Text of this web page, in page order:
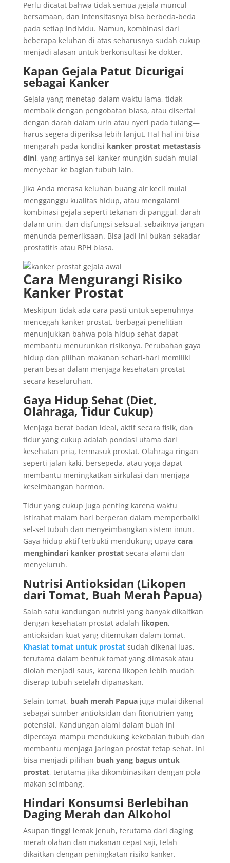
Perlu dicatat bahwa tidak semua gejala muncul
bersamaan, dan intensitasnya bisa berbeda-beda
pada setiap individu. Namun, kombinasi dari
beberapa keluhan di atas seharusnya sudah cukup
menjadi alasan untuk berkonsultasi ke dokter.
Kapan Gejala Patut Dicurigai
sebagai Kanker
Gejala yang menetap dalam waktu lama, tidak
membaik dengan pengobatan biasa, atau disertai
dengan darah dalam urin atau nyeri pada tulang—
harus segera diperiksa lebih lanjut. Hal-hal ini bisa
mengarah pada kondisi kanker prostat metastasis
dini, yang artinya sel kanker mungkin sudah mulai
menyebar ke bagian tubuh lain.
Jika Anda merasa keluhan buang air kecil mulai
mengganggu kualitas hidup, atau mengalami
kombinasi gejala seperti tekanan di panggul, darah
dalam urin, dan disfungsi seksual, sebaiknya jangan
menunda pemeriksaan. Bisa jadi ini bukan sekadar
prostatitis atau BPH biasa.
Cara Mengurangi Risiko
Kanker Prostat
Meskipun tidak ada cara pasti untuk sepenuhnya
mencegah kanker prostat, berbagai penelitian
menunjukkan bahwa pola hidup sehat dapat
membantu menurunkan risikonya. Perubahan gaya
hidup dan pilihan makanan sehari-hari memiliki
peran besar dalam menjaga kesehatan prostat
secara keseluruhan.
Gaya Hidup Sehat (Diet,
Olahraga, Tidur Cukup)
Menjaga berat badan ideal, aktif secara fisik, dan
tidur yang cukup adalah pondasi utama dari
kesehatan pria, termasuk prostat. Olahraga ringan
seperti jalan kaki, bersepeda, atau yoga dapat
membantu meningkatkan sirkulasi dan menjaga
keseimbangan hormon.
Tidur yang cukup juga penting karena waktu
istirahat malam hari berperan dalam memperbaiki
sel-sel tubuh dan menyeimbangkan sistem imun.
Gaya hidup aktif terbukti mendukung upaya cara
menghindari kanker prostatsecara alami dan
menyeluruh.
Nutrisi Antioksidan (Likopen
dari Tomat, Buah Merah Papua)
Salah satu kandungan nutrisi yang banyak dikaitkan
dengan kesehatan prostat adalah likopen,
antioksidan kuat yang ditemukan dalam tomat.
Khasiat tomat untuk prostatsudah dikenal luas,
terutama dalam bentuk tomat yang dimasak atau
diolah menjadi saus, karena likopen lebih mudah
diserap tubuh setelah dipanaskan.
Selain tomat, buah merah Papuajuga mulai dikenal
sebagai sumber antioksidan dan fitonutrien yang
potensial. Kandungan alami dalam buah ini
dipercaya mampu mendukung kekebalan tubuh dan
membantu menjaga jaringan prostat tetap sehat. Ini
bisa menjadi pilihan buah yang bagus untuk
prostat, terutama jika dikombinasikan dengan pola
makan seimbang.
Hindari Konsumsi Berlebihan
Daging Merah dan Alkohol
Asupan tinggi lemak jenuh, terutama dari daging
merah olahan dan makanan cepat saji, telah
dikaitkan dengan peningkatan risiko kanker.